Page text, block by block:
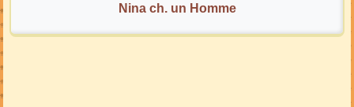
Nina ch. un Homme